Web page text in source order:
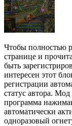
Чтобы полностью
странице и
быть
интересен этот
регистрации
статус автора.
программа
автоматически
одноразовый